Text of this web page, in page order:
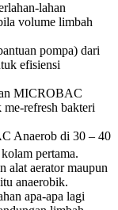
lahan
volume limbah
pompa) dari
efisiensi
MICROBAC
refresh bakteri
Anaerob di 30 – 40
pertama.
alat aerator maupun
anaerobik.
apa-apa lagi